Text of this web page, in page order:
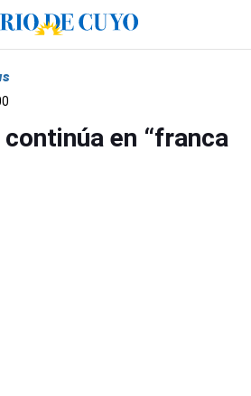
en “franca